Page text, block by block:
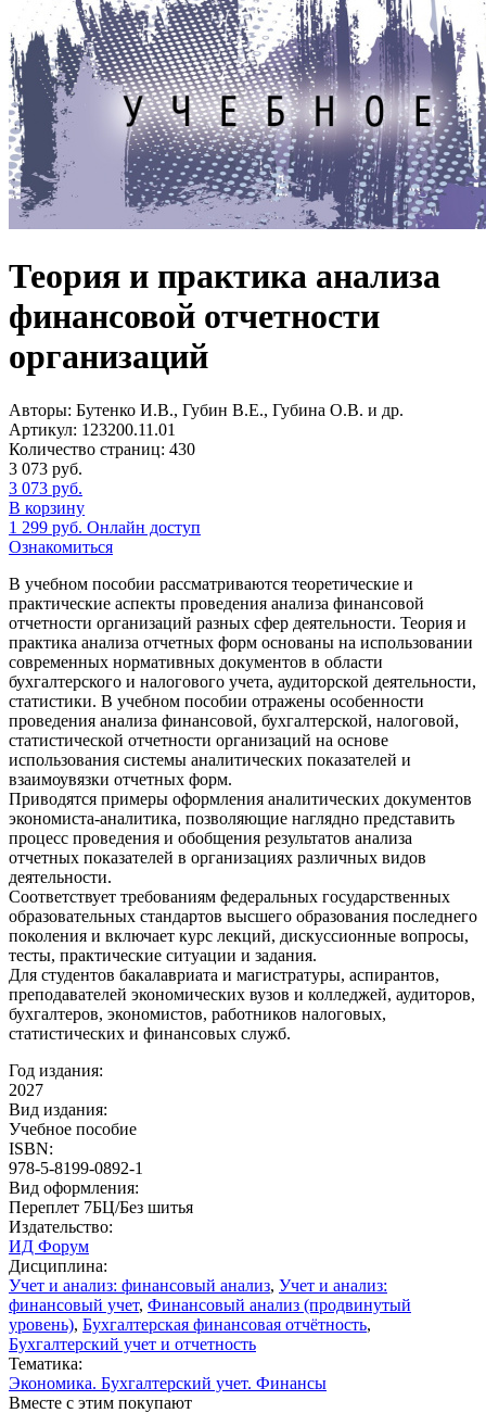
Теория и практика анализа
финансовой отчетности
организаций
Авторы: Бутенко И.В., Губин В.Е., Губина О.В. и др.
Артикул: 123200.11.01
Количество страниц: 430
3 073 руб.
3 073 руб.
В корзину
1 299 руб. Онлайн доступ
Ознакомиться
В учебном пособии рассматриваются теоретические и
практические аспекты проведения анализа финансовой
отчетности организаций разных сфер деятельности. Теория и
практика анализа отчетных форм основаны на использовании
современных нормативных документов в области
бухгалтерского и налогового учета, аудиторской деятельности,
статистики. В учебном пособии отражены особенности
проведения анализа финансовой, бухгалтерской, налоговой,
статистической отчетности организаций на основе
использования системы аналитических показателей и
взаимоувязки отчетных форм.
Приводятся примеры оформления аналитических документов
экономиста-аналитика, позволяющие наглядно представить
процесс проведения и обобщения результатов анализа
отчетных показателей в организациях различных видов
деятельности.
Соответствует требованиям федеральных государственных
образовательных стандартов высшего образования последнего
поколения и включает курс лекций, дискуссионные вопросы,
тесты, практические ситуации и задания.
Для студентов бакалавриата и магистратуры, аспирантов,
преподавателей экономических вузов и колледжей, аудиторов,
бухгалтеров, экономистов, работников налоговых,
статистических и финансовых служб.
Год издания:
2027
Вид издания:
Учебное пособие
ISBN:
978-5-8199-0892-1
Вид оформления:
Переплет 7БЦ/Без шитья
Издательство:
ИД Форум
Дисциплина:
Учет и анализ: финансовый анализ, Учет и анализ:
финансовый учет, Финансовый анализ (продвинутый
уровень), Бухгалтерская финансовая отчётность,
Бухгалтерский учет и отчетность
Тематика:
Экономика. Бухгалтерский учет. Финансы
Вместе с этим покупают